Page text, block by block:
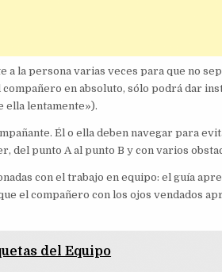
la persona varias veces para que no
en absoluto, sólo podrá dar
ella lentamente»).
Él o ella deben navegar para
punto A al punto B y con varios
con el trabajo en equipo: el guía
el compañero con los ojos vendados
del Equipo